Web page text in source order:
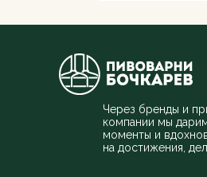
Через бренды и
компании мы
моменты и
на достижения,